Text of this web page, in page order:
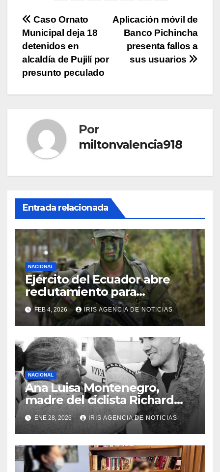
Navegación
de
entradas
Aplicación móvil de
Banco Pichincha
presenta fallos a
sus usuarios
Caso Ornato
Municipal deja 18
detenidos en
alcaldía de Pujilí por
presunto peculado
Por
miltonvalencia918
Entrada relacionada
NACIONAL
Ejército del Ecuador abre
reclutamiento para
bachilleres a partir de este
viernes 6 de febrero
FEB 4, 2026 IRIS AGENCIA DE NOTICIAS
NACIONAL
Ana Luisa Montenegro,
madre del ciclista Richard
Carapaz falleció en Tulcán, a
los 73 años
ENE 28, 2026 IRIS AGENCIA DE NOTICIAS